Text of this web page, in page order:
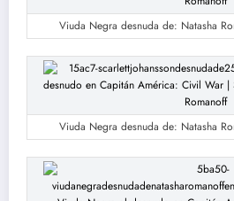
Viuda Negra desnuda de: Natasha
Viuda Negra desnuda de: Natasha